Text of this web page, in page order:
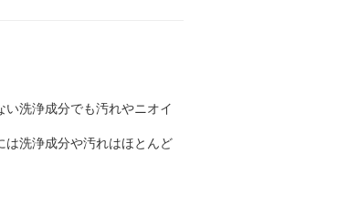
洗浄成分でも汚れやニオイ
は洗浄成分や汚れはほとんど